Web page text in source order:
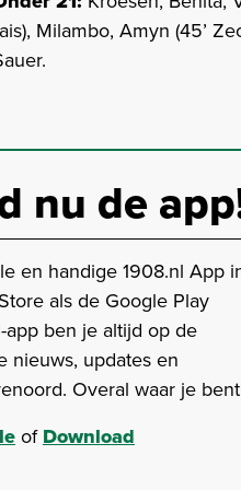
Milambo, Amyn (45’
nu de
en handige 1908.nl App
als de Google Play
ben je altijd op de
nieuws, updates en
Overal waar je
ofDownload